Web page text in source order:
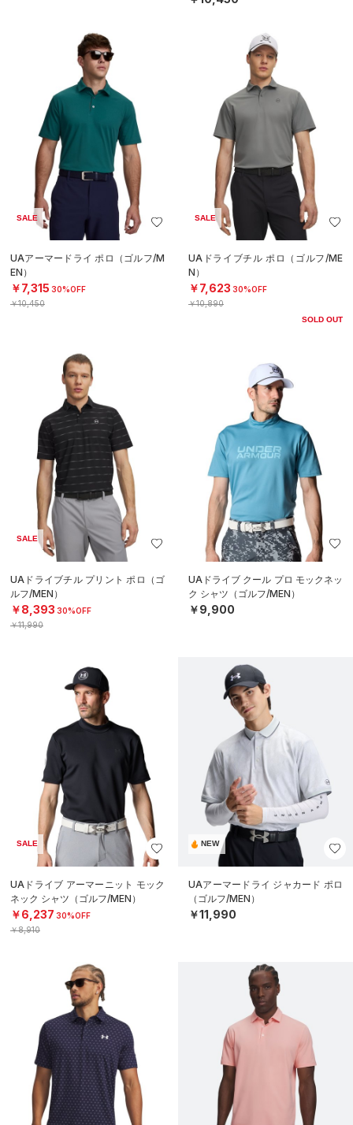
SALE
UAアーマードライ ポロ（ゴルフ/M
EN）
￥7,315 30%OFF
￥10,450
SALE
UAドライブチル ポロ（ゴルフ/ME
N）
￥7,623 30%OFF
￥10,890
SOLD OUT
SALE
UAドライブチル プリント ポロ（ゴ
ルフ/MEN）
￥8,393 30%OFF
￥11,990
UAドライブ クール プロ モックネッ
ク シャツ（ゴルフ/MEN）
￥9,900
SALE
UAドライブ アーマーニット モック
ネック シャツ（ゴルフ/MEN）
￥6,237 30%OFF
￥8,910
NEW
UAアーマードライ ジャカード ポロ
（ゴルフ/MEN）
￥11,990